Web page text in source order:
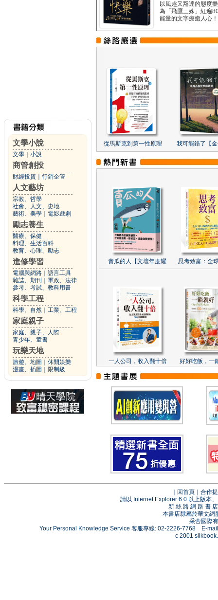
文學小說
文學 小說
商管創投
財經投資 行銷企管
人文藝坊
宗教、哲學
社會、人文、史地
藝術、美學
電影戲劇
勵志養生
醫療、保健
料理、生活百科
教育、心理、勵志
進修學習
電腦與網路
語言工具
雜誌、期刊
軍政、法律
參考、考試、教科用書
科學工程
科學、自然 工業、工程
家庭親子
家庭、親子、人際
青少年、童書
玩樂天地
旅遊、地圖
休閒娛樂
漫畫、插圖
限制級
以風趣又豁達的態度
為「飛鷹三姝」紅遍
能量的文字療癒人心
從馬斯克到第一性原理 我可能錯了【
賣瓜的人【文壇年度耀 思考致富：全
一人公司，收入翻十倍 好好吃飯，一
回首頁
合作
請以 Internet Explorer 6.0 以上版本
新 絲 路 網 路 書
本書店隸屬於華文網
采舍國際
Your Personal Knowledge Service 客服專線: 02-2226-7768 E-
c 2001